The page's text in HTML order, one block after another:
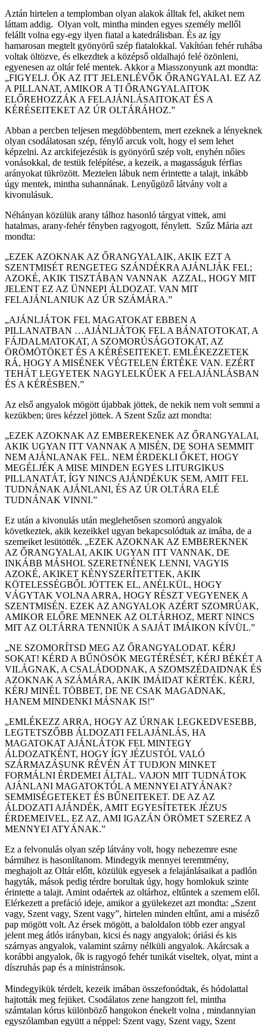
Aztán hirtelen a templomban olyan alakok álltak fel, akiket nem
láttam addig. Olyan volt, mintha minden egyes személy mellől
felállt volna egy-egy ilyen fiatal a katedrálisban. És az így
hamarosan megtelt gyönyörű szép fiatalokkal. Vakítóan fehér ruhába
voltak öltözve, és elkezdtek a középső oldalhajó felé özönleni,
egyenesen az oltár felé mentek. Akkor a Miasszonyunk azt mondta:
„FIGYELJ. ŐK AZ ITT JELENLÉVŐK ŐRANGYALAI. EZ AZ
A PILLANAT, AMIKOR A TI ŐRANGYALAITOK
ELŐREHOZZÁK A FELAJÁNLÁSAITOKAT ÉS A
KÉRÉSEITEKET AZ ÚR OLTÁRÁHOZ.”
Abban a percben teljesen megdöbbentem, mert ezeknek a lényeknek
olyan csodálatosan szép, fénylő arcuk volt, hogy el sem lehet
képzelni. Az arckifejezésük is gyönyörű szép volt, enyhén nőies
vonásokkal, de testük felépítése, a kezeik, a magasságuk férfias
arányokat tükrözött. Meztelen lábuk nem érintette a talajt, inkább
úgy mentek, mintha suhannának. Lenyűgöző látvány volt a
kivonulásuk.
Néhányan közülük arany tálhoz hasonló tárgyat vittek, ami
hatalmas, arany-fehér fényben ragyogott, fénylett. Szűz Mária azt
mondta:
„EZEK AZOKNAK AZ ŐRANGYALAIK, AKIK EZT A
SZENTMISÉT RENGETEG SZÁNDÉKRA AJÁNLJÁK FEL;
AZOKÉ, AKIK TISZTÁBAN VANNAK AZZAL, HOGY MIT
JELENT EZ AZ ÜNNEPI ÁLDOZAT. VAN MIT
FELAJÁNLANIUK AZ ÚR SZÁMÁRA.”
„AJÁNLJÁTOK FEL MAGATOKAT EBBEN A
PILLANATBAN …AJÁNLJÁTOK FEL A BÁNATOTOKAT, A
FÁJDALMATOKAT, A SZOMORÚSÁGOTOKAT, AZ
ÖRÖMÖTÖKET ÉS A KÉRÉSEITEKET. EMLÉKEZZETEK
RÁ, HOGY A MISÉNEK VÉGTELEN ÉRTÉKE VAN. EZÉRT
TEHÁT LEGYETEK NAGYLELKŰEK A FELAJÁNLÁSBAN
ÉS A KÉRÉSBEN.”
Az első angyalok mögött újabbak jöttek, de nekik nem volt semmi a
kezükben; üres kézzel jöttek. A Szent Szűz azt mondta:
„EZEK AZOKNAK AZ EMBEREKENEK AZ ŐRANGYALAI,
AKIK UGYAN ITT VANNAK A MISÉN, DE SOHA SEMMIT
NEM AJÁNLANAK FEL. NEM ÉRDEKLI ŐKET, HOGY
MEGÉLJÉK A MISE MINDEN EGYES LITURGIKUS
PILLANATÁT, ÍGY NINCS AJÁNDÉKUK SEM, AMIT FEL
TUDNÁNAK AJÁNLANI, ÉS AZ ÚR OLTÁRA ELÉ
TUDNÁNAK VINNI.”
Ez után a kivonulás után meglehetősen szomorú angyalok
következtek, akik kezeikkel ugyan bekapcsolódtak az imába, de a
szemeiket lesütötték. „EZEK AZOKNAK AZ EMBEREKNEK
AZ ŐRANGYALAI, AKIK UGYAN ITT VANNAK, DE
INKÁBB MÁSHOL SZERETNÉNEK LENNI, VAGYIS
AZOKÉ, AKIKET KÉNYSZERÍTETTEK, AKIK
KÖTELESSÉGBŐL JÖTTEK EL, ANÉLKÜL, HOGY
VÁGYTAK VOLNA ARRA, HOGY RÉSZT VEGYENEK A
SZENTMISÉN. EZEK AZ ANGYALOK AZÉRT SZOMRÚAK,
AMIKOR ELŐRE MENNEK AZ OLTÁRHOZ, MERT NINCS
MIT AZ OLTÁRRA TENNIÜK A SAJÁT IMÁIKON KÍVÜL.”
„NE SZOMORÍTSD MEG AZ ŐRANGYALODAT. KÉRJ
SOKAT! KÉRD A BŰNÖSÖK MEGTÉRÉSÉT, KÉRJ BÉKÉT A
VILÁGNAK, A CSALÁDODNAK, A SZOMSZÉDAIDNAK ÉS
AZOKNAK A SZÁMÁRA, AKIK IMÁIDAT KÉRTÉK. KÉRJ,
KÉRJ MINÉL TÖBBET, DE NE CSAK MAGADNAK,
HANEM MINDENKI MÁSNAK IS!”
„EMLÉKEZZ ARRA, HOGY AZ ÚRNAK LEGKEDVESEBB,
LEGTETSZŐBB ÁLDOZATI FELAJÁNLÁS, HA
MAGATOKAT AJÁNLÁTOK FEL MINTEGY
ÁLDOZATKÉNT, HOGY ÍGY JÉZUSTÓL VALÓ
SZÁRMAZÁSUNK RÉVÉN ÁT TUDJON MINKET
FORMÁLNI ÉRDEMEI ÁLTAL. VAJON MIT TUDNÁTOK
AJÁNLANI MAGATOKTÓL A MENNYEI ATYÁNAK?
SEMMISÉGETEKET ÉS BŰNEITEKET. DE AZ AZ
ÁLDOZATI AJÁNDÉK, AMIT EGYESÍTETEK JÉZUS
ÉRDEMEIVEL, EZ AZ, AMI IGAZÁN ÖRÖMET SZEREZ A
MENNYEI ATYÁNAK.”
Ez a felvonulás olyan szép látvány volt, hogy nehezemre esne
bármihez is hasonlítanom. Mindegyik mennyei teremtmény,
meghajolt az Oltár előtt, közülük egyesek a felajánlásaikat a padlón
hagyták, mások pedig térdre borultak úgy, hogy homlokuk szinte
érintette a talajt. Amint odaértek az oltárhoz, eltűntek a szemem elől.
Elérkezett a prefáció ideje, amikor a gyülekezet azt mondta: „Szent
vagy, Szent vagy, Szent vagy”, hirtelen minden eltűnt, ami a miséző
pap mögött volt. Az érsek mögött, a baloldalon több ezer angyal
jelent meg átlós irányban, kicsi és nagy angyalok; óriási és kis
szárnyas angyalok, valamint szárny nélküli angyalok. Akárcsak a
korábbi angyalok, ők is ragyogó fehér tunikát viseltek, olyat, mint a
díszruhás pap és a ministránsok.
Mindegyikük térdelt, kezeik imában összefonódtak, és hódolattal
hajtották meg fejüket. Csodálatos zene hangzott fel, mintha
számtalan kórus különböző hangokon énekelt volna , mindannyian
egyszólamban együtt a néppel: Szent vagy, Szent vagy, Szent